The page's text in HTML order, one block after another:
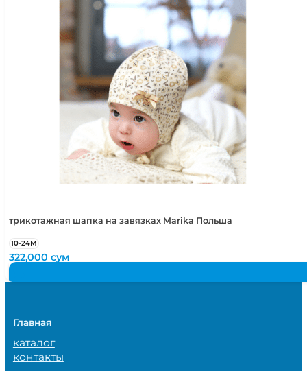
трикотажная шапка на завязках Marika Польша
10-24М
322,000сум
Главная
каталог
контакты